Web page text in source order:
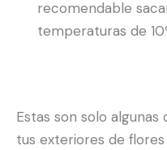
recomendable
temperaturas de
Estas son solo
tus exteriores de